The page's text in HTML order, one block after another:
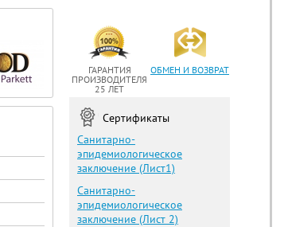
ГАРАНТИЯ
ПРОИЗВОДИТЕЛЯ
25 ЛЕТ
ОБМЕН И ВОЗВРАТ
Сертификаты
Санитарно-
эпидемиологическое
заключение (Лист1)
Санитарно-
эпидемиологическое
заключение (Лист 2)